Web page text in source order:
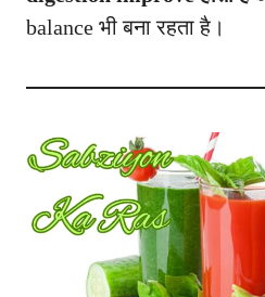
balance भी बना रहता है।